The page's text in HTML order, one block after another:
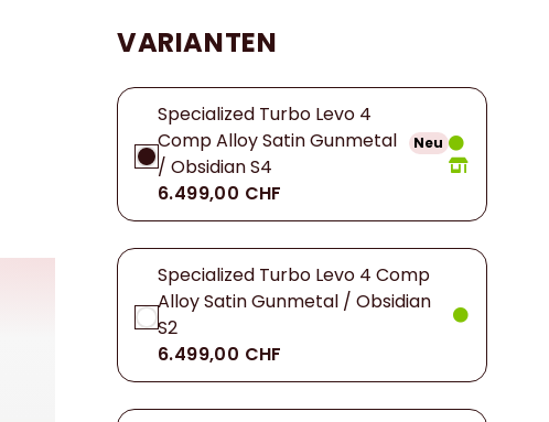
VARIANTEN
Specialized Turbo Levo 4
Comp Alloy Satin Gunmetal
/ Obsidian S4
6.499,00 CHF
Neu
Specialized Turbo Levo 4 Comp
Alloy Satin Gunmetal / Obsidian
S2
6.499,00 CHF